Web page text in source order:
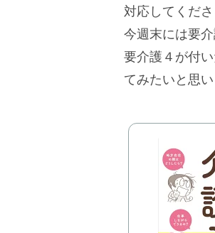
対応してくだ
今週末には要
要介護４が付
てみたいと思